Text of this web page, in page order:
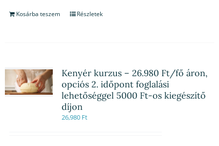
Kosárba teszem Részletek
Kenyér kurzus – 26.980 Ft/fő áron,
opciós 2. időpont foglalási
lehetőséggel 5000 Ft-os kiegészítő
díjon
26,980 Ft